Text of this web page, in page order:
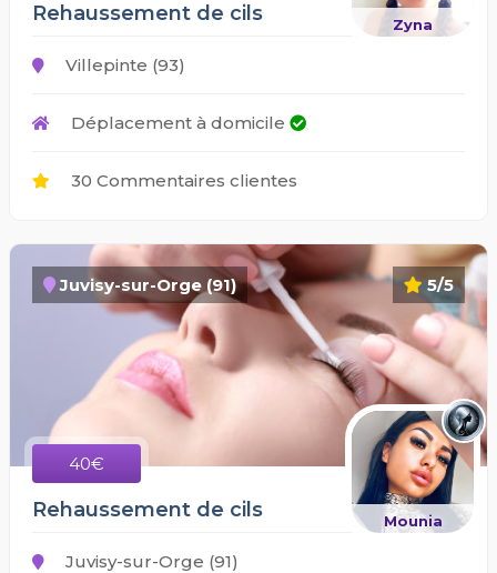
Zyna
Rehaussement de cils
Villepinte (93)
Déplacement à domicile
30 Commentaires clientes
5/5
Juvisy-sur-Orge (91)
40€
Mounia
Rehaussement de cils
Juvisy-sur-Orge (91)